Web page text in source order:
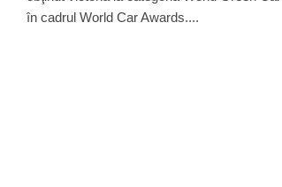
în cadrul World Car Awards....